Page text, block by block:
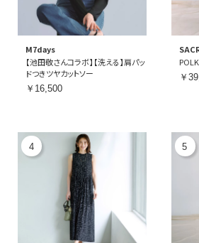
M7days
【池田敬さんコラボ】【洗える】肩パッ
ドつきツヤカットソー
￥16,500
￥